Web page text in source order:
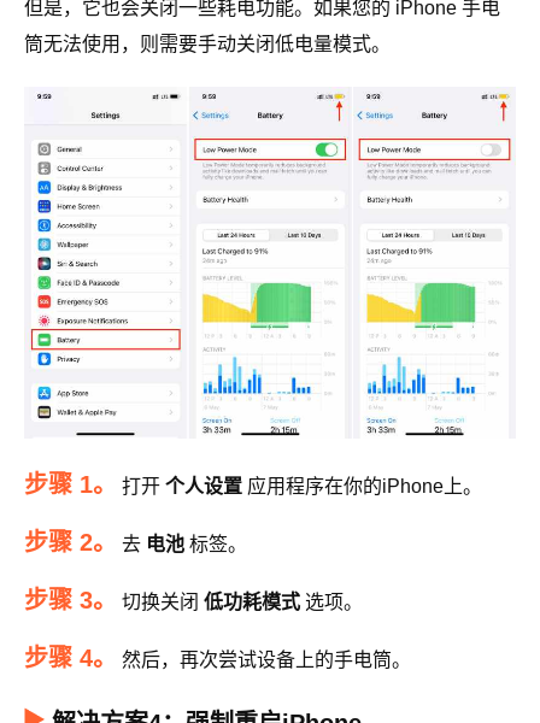
但是，它也会关闭一些耗电功能。如果您的 iPhone 手电
筒无法使用，则需要手动关闭低电量模式。
步骤 1。 打开 个人设置 应用程序在你的iPhone上。
步骤 2。 去 电池 标签。
步骤 3。 切换关闭 低功耗模式 选项。
步骤 4。 然后，再次尝试设备上的手电筒。